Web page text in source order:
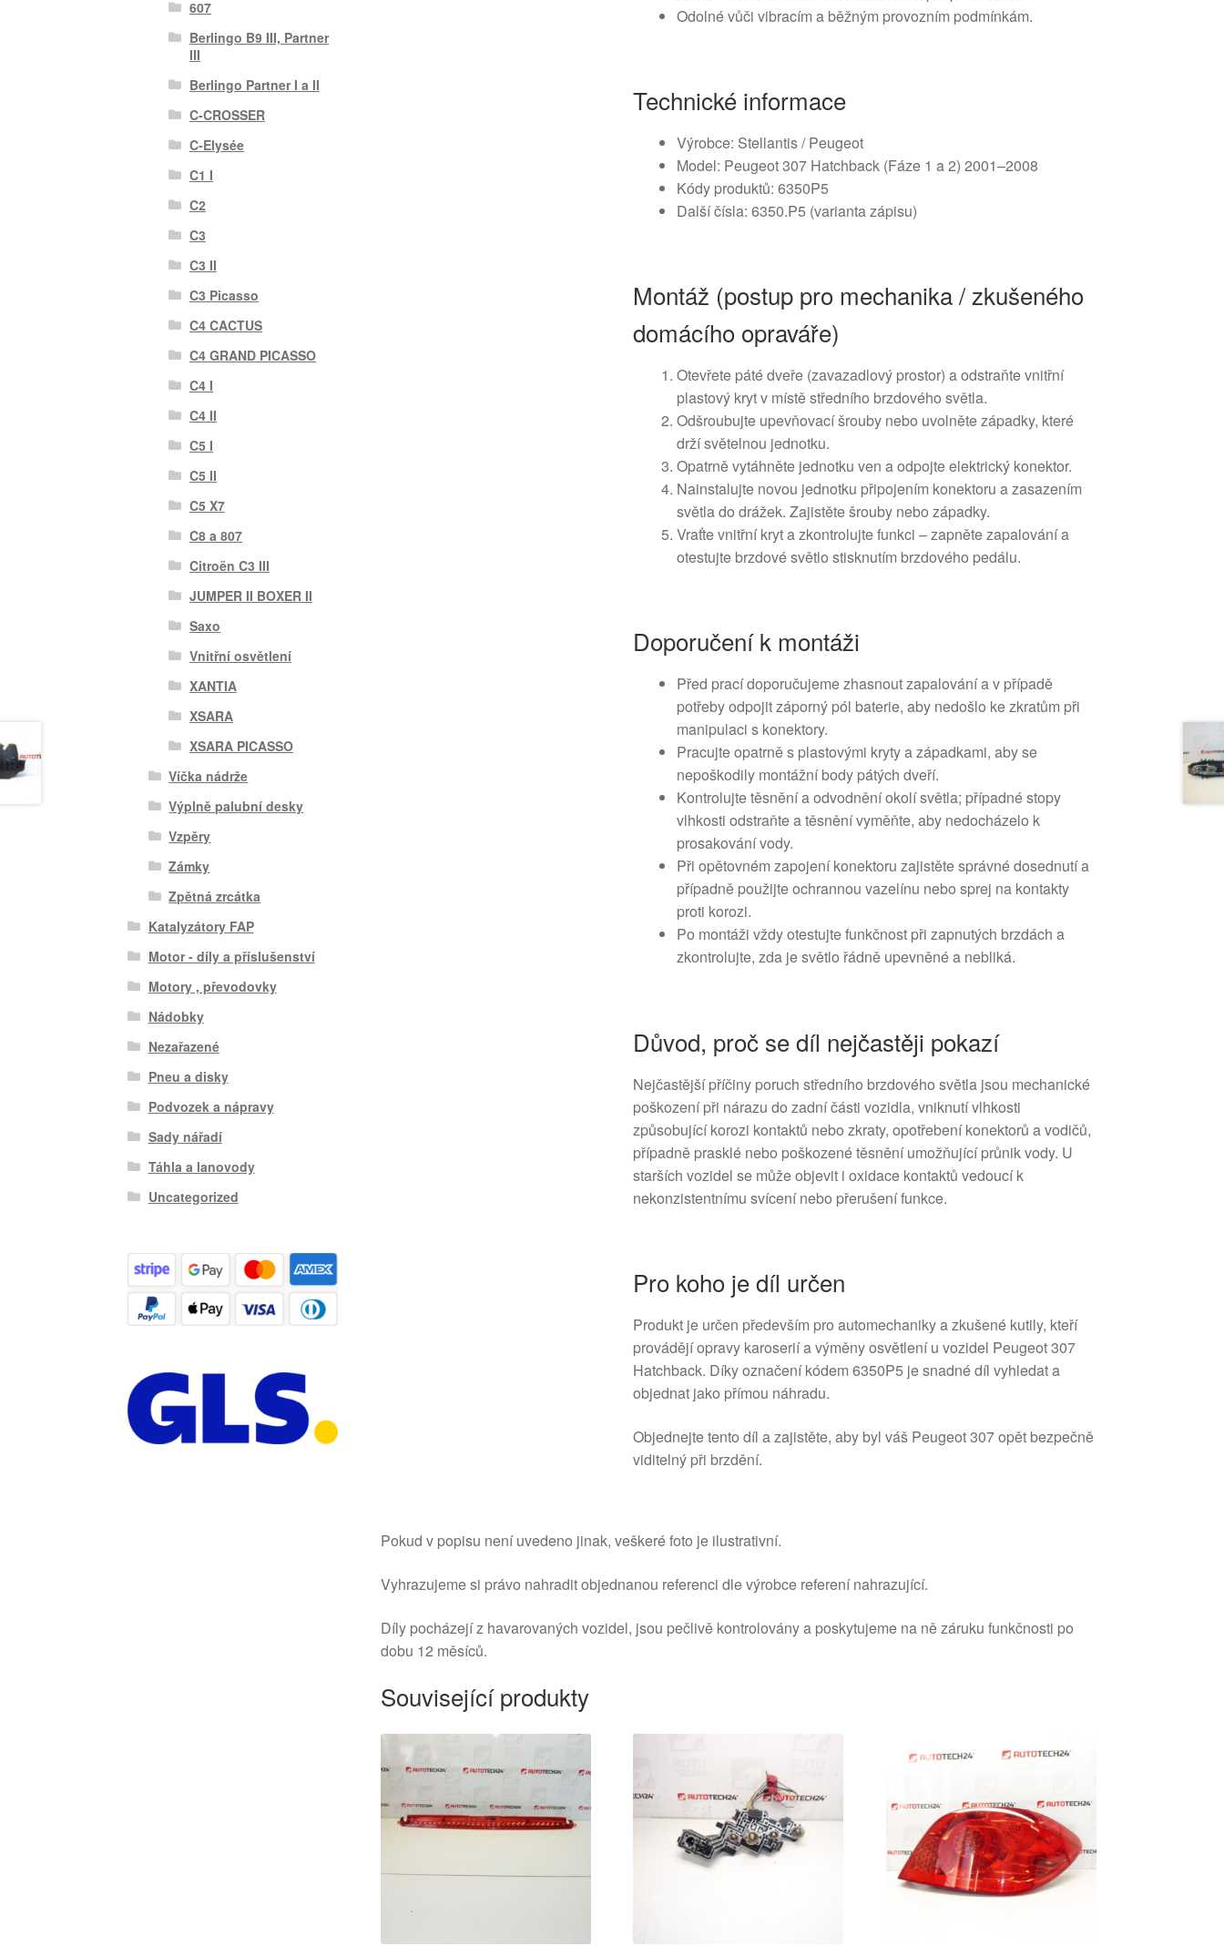
Odolné vůči vibracím a běžným provozním podmínkám.
Technické informace
Výrobce: Stellantis / Peugeot
Model: Peugeot 307 Hatchback (Fáze 1 a 2) 2001–2008
Kódy produktů: 6350P5
Další čísla: 6350.P5 (varianta zápisu)
Montáž (postup pro mechanika / zkušeného
domácího opraváře)
Otevřete páté dveře (zavazadlový prostor) a odstraňte vnitřní
plastový kryt v místě středního brzdového světla.
Odšroubujte upevňovací šrouby nebo uvolněte západky, které
drží světelnou jednotku.
Opatrně vytáhněte jednotku ven a odpojte elektrický konektor.
Nainstalujte novou jednotku připojením konektoru a zasazením
světla do drážek. Zajistěte šrouby nebo západky.
Vraťte vnitřní kryt a zkontrolujte funkci – zapněte zapalování a
otestujte brzdové světlo stisknutím brzdového pedálu.
Doporučení k montáži
Před prací doporučujeme zhasnout zapalování a v případě
potřeby odpojit záporný pól baterie, aby nedošlo ke zkratům při
manipulaci s konektory.
Pracujte opatrně s plastovými kryty a západkami, aby se
nepoškodily montážní body pátých dveří.
Kontrolujte těsnění a odvodnění okolí světla; případné stopy
vlhkosti odstraňte a těsnění vyměňte, aby nedocházelo k
prosakování vody.
Při opětovném zapojení konektoru zajistěte správné dosednutí a
případně použijte ochrannou vazelínu nebo sprej na kontakty
proti korozi.
Po montáži vždy otestujte funkčnost při zapnutých brzdách a
zkontrolujte, zda je světlo řádně upevněné a nebliká.
Důvod, proč se díl nejčastěji pokazí
Nejčastější příčiny poruch středního brzdového světla jsou mechanické
poškození při nárazu do zadní části vozidla, vniknutí vlhkosti
způsobující korozi kontaktů nebo zkraty, opotřebení konektorů a vodičů,
případně prasklé nebo poškozené těsnění umožňující průnik vody. U
starších vozidel se může objevit i oxidace kontaktů vedoucí k
nekonzistentnímu svícení nebo přerušení funkce.
Pro koho je díl určen
Produkt je určen především pro automechaniky a zkušené kutily, kteří
provádějí opravy karoserií a výměny osvětlení u vozidel Peugeot 307
Hatchback. Díky označení kódem 6350P5 je snadné díl vyhledat a
objednat jako přímou náhradu.
Objednejte tento díl a zajistěte, aby byl váš Peugeot 307 opět bezpečně
viditelný při brzdění.
Pokud v popisu není uvedeno jinak, veškeré foto je ilustrativní.
Vyhrazujeme si právo nahradit objednanou referenci dle výrobce referení nahrazující.
Díly pocházejí z havarovaných vozidel, jsou pečlivě kontrolovány a poskytujeme na ně záruku funkčnosti po
dobu 12 měsíců.
Související produkty
607
Berlingo B9 III, Partner
III
Berlingo Partner I a II
C-CROSSER
C-Elysée
C1 I
C2
C3
C3 II
C3 Picasso
C4 CACTUS
C4 GRAND PICASSO
C4 I
C4 II
C5 I
C5 II
C5 X7
C8 a 807
Citroën C3 III
JUMPER II BOXER II
Saxo
Vnitřní osvětlení
XANTIA
XSARA
XSARA PICASSO
Víčka nádrže
Výplně palubní desky
Vzpěry
Zámky
Zpětná zrcátka
Katalyzátory FAP
Motor - díly a příslušenství
Motory , převodovky
Nádobky
Nezařazené
Pneu a disky
Podvozek a nápravy
Sady nářadí
Táhla a lanovody
Uncategorized